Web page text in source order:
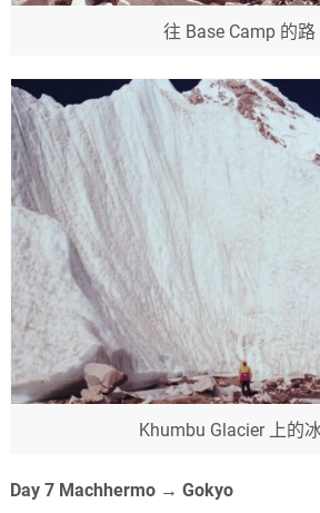
往 Base Camp 的路
Khumbu Glacier 上的
Day 7 Machhermo → Gokyo